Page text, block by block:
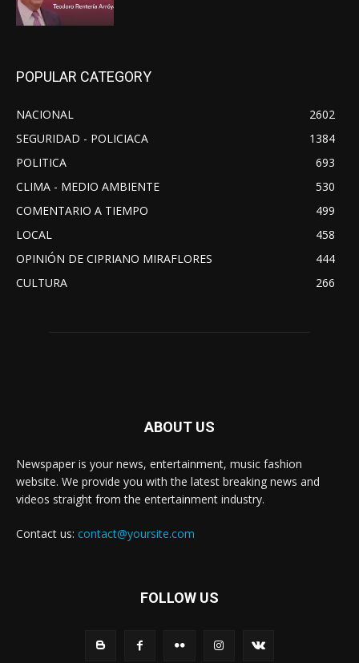
POPULAR CATEGORY
NACIONAL
2602
SEGURIDAD - POLICIACA
1384
POLITICA
693
CLIMA - MEDIO AMBIENTE
530
COMENTARIO A TIEMPO
499
LOCAL
458
OPINIÓN DE CIPRIANO MIRAFLORES
444
CULTURA
266
ABOUT US
Newspaper is your news, entertainment, music fashion
website. We provide you with the latest breaking news and
videos straight from the entertainment industry.
Contact us: contact@yoursite.com
FOLLOW US